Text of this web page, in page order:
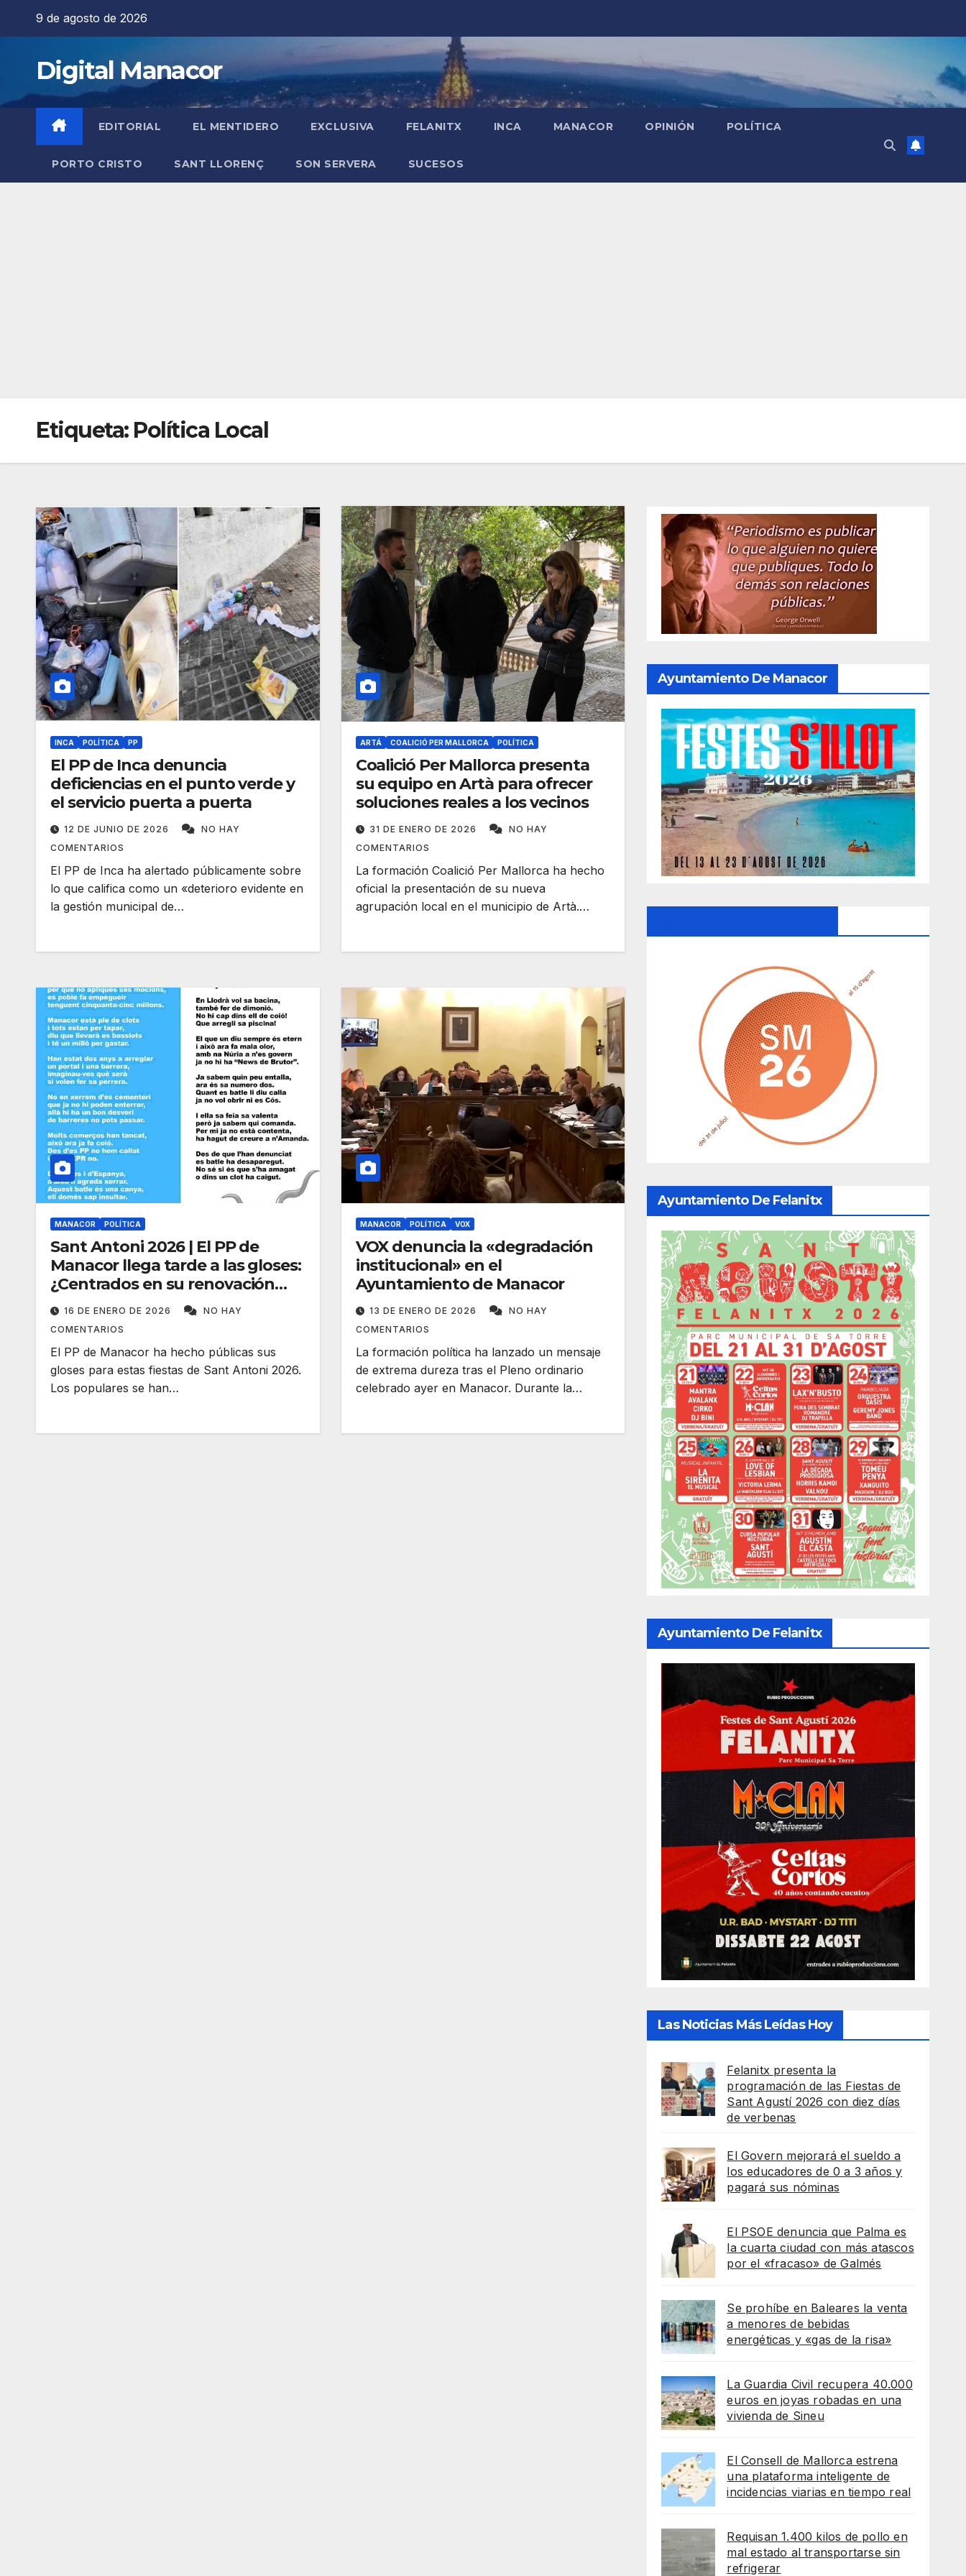
9 de agosto de 2026
Digital Manacor
EDITORIAL EL MENTIDERO EXCLUSIVA FELANITX INCA MANACOR OPINIÓN POLÍTICA
PORTO CRISTO SANT LLORENÇ SON SERVERA SUCESOS
Etiqueta: Política Local
INCA POLÍTICA PP
El PP de Inca denuncia
deficiencias en el punto verde y
el servicio puerta a puerta
12 DE JUNIO DE 2026
NO HAY
COMENTARIOS
El PP de Inca ha alertado públicamente sobre
lo que califica como un «deterioro evidente en
la gestión municipal de…
ARTÁ COALICIÓ PER MALLORCA POLÍTICA
Coalició Per Mallorca presenta
su equipo en Artà para ofrecer
soluciones reales a los vecinos
31 DE ENERO DE 2026
NO HAY
COMENTARIOS
La formación Coalició Per Mallorca ha hecho
oficial la presentación de su nueva
agrupación local en el municipio de Artà.…
MANACOR POLÍTICA
Sant Antoni 2026 | El PP de
Manacor llega tarde a las gloses:
¿Centrados en su renovación
interna?
16 DE ENERO DE 2026
NO HAY
COMENTARIOS
El PP de Manacor ha hecho públicas sus
gloses para estas fiestas de Sant Antoni 2026.
Los populares se han…
MANACOR POLÍTICA VOX
VOX denuncia la «degradación
institucional» en el
Ayuntamiento de Manacor
13 DE ENERO DE 2026
NO HAY
COMENTARIOS
La formación política ha lanzado un mensaje
de extrema dureza tras el Pleno ordinario
celebrado ayer en Manacor. Durante la…
Ayuntamiento De Manacor
Ayuntamiento De Felanitx
Ayuntamiento De Felanitx
Las Noticias Más Leídas Hoy
Felanitx presenta la
programación de las Fiestas de
Sant Agustí 2026 con diez días
de verbenas
El Govern mejorará el sueldo a
los educadores de 0 a 3 años y
pagará sus nóminas
El PSOE denuncia que Palma es
la cuarta ciudad con más atascos
por el «fracaso» de Galmés
Se prohíbe en Baleares la venta
a menores de bebidas
energéticas y «gas de la risa»
La Guardia Civil recupera 40.000
euros en joyas robadas en una
vivienda de Sineu
El Consell de Mallorca estrena
una plataforma inteligente de
incidencias viarias en tiempo real
Requisan 1.400 kilos de pollo en
mal estado al transportarse sin
refrigerar